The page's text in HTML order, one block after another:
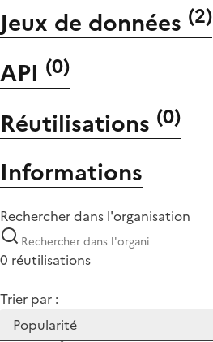
Jeux de données (2)
API (0)
Réutilisations (0)
Informations
Rechercher dans l'organisation
0 réutilisations
Trier par :